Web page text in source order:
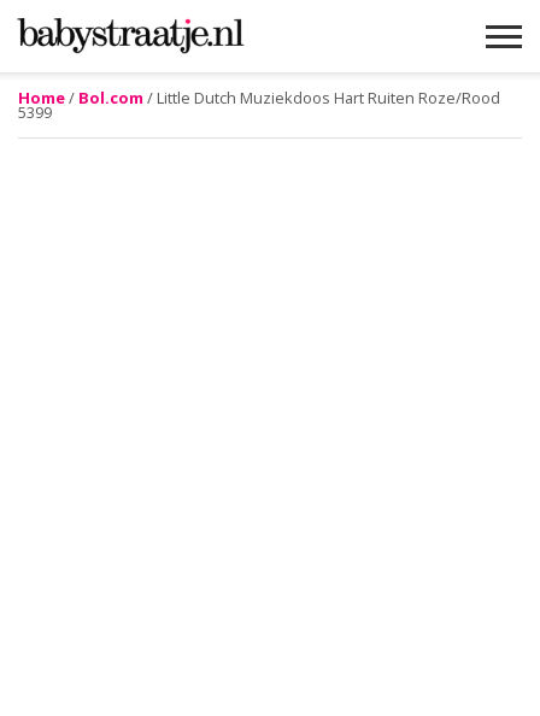
Home/ Bol.com / Little Dutch Muziekdoos Hart Ruiten Roze/Rood
5399